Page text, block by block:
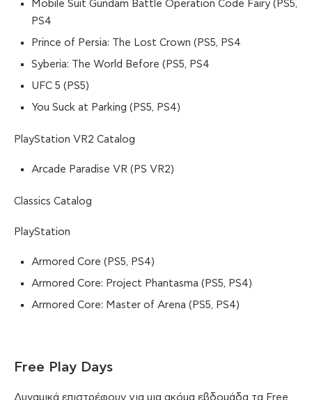
Mobile Suit Gundam Battle Operation Code Fairy (PS5,
PS4
Prince of Persia: The Lost Crown (PS5, PS4
Syberia: The World Before (PS5, PS4
UFC 5 (PS5)
You Suck at Parking (PS5, PS4)
PlayStation VR2 Catalog
Arcade Paradise VR (PS VR2)
Classics Catalog
PlayStation
Armored Core (PS5, PS4)
Armored Core: Project Phantasma (PS5, PS4)
Armored Core: Master of Arena (PS5, PS4)
Free Play Days
Δυναμικά επιστρέφουν για μια ακόμα εβδομάδα τα Free